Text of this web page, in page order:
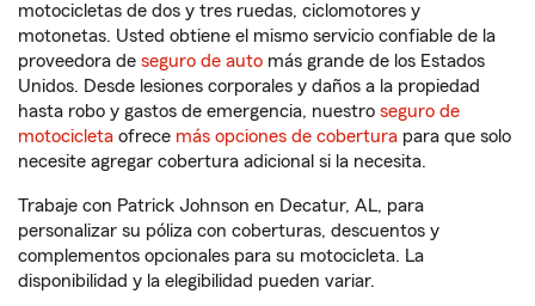
motocicletas de dos y tres ruedas, ciclomotores y
motonetas. Usted obtiene el mismo servicio confiable de la
proveedora de seguro de auto más grande de los Estados
Unidos. Desde lesiones corporales y daños a la propiedad
hasta robo y gastos de emergencia, nuestro seguro de
motocicleta ofrece más opciones de cobertura para que solo
necesite agregar cobertura adicional si la necesita.
Trabaje con Patrick Johnson en Decatur, AL, para
personalizar su póliza con coberturas, descuentos y
complementos opcionales para su motocicleta. La
disponibilidad y la elegibilidad pueden variar.